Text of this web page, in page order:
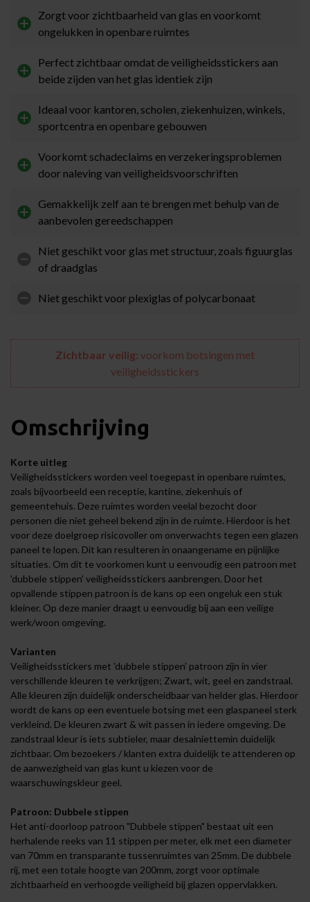
Zorgt voor zichtbaarheid van glas en voorkomt
ongelukken in openbare ruimtes
Perfect zichtbaar omdat de veiligheidsstickers aan
beide zijden van het glas identiek zijn
Ideaal voor kantoren, scholen, ziekenhuizen, winkels,
sportcentra en openbare gebouwen
Voorkomt schadeclaims en verzekeringsproblemen
door naleving van veiligheidsvoorschriften
Gemakkelijk zelf aan te brengen met behulp van de
aanbevolen gereedschappen
Niet geschikt voor glas met structuur, zoals figuurglas
of draadglas
Niet geschikt voor plexiglas of polycarbonaat
Zichtbaar veilig: voorkom botsingen met
veiligheidsstickers
Omschrijving
Korte uitleg
Veiligheidsstickers worden veel toegepast in openbare ruimtes,
zoals bijvoorbeeld een receptie, kantine, ziekenhuis of
gemeentehuis. Deze ruimtes worden veelal bezocht door
personen die niet geheel bekend zijn in de ruimte. Hierdoor is het
voor deze doelgroep risicovoller om onverwachts tegen een glazen
paneel te lopen. Dit kan resulteren in onaangename en pijnlijke
situaties. Om dit te voorkomen kunt u eenvoudig een patroon met
'dubbele stippen' veiligheidsstickers aanbrengen. Door het
opvallende stippen patroon is de kans op een ongeluk een stuk
kleiner. Op deze manier draagt u eenvoudig bij aan een veilige
werk/woon omgeving.
Varianten
Veiligheidsstickers met 'dubbele stippen' patroon zijn in vier
verschillende kleuren te verkrijgen; Zwart, wit, geel en zandstraal.
Alle kleuren zijn duidelijk onderscheidbaar van helder glas. Hierdoor
wordt de kans op een eventuele botsing met een glaspaneel sterk
verkleind. De kleuren zwart & wit passen in iedere omgeving. De
zandstraal kleur is iets subtieler, maar desalniettemin duidelijk
zichtbaar. Om bezoekers / klanten extra duidelijk te attenderen op
de aanwezigheid van glas kunt u kiezen voor de
waarschuwingskleur geel.
Patroon: Dubbele stippen
Het anti-doorloop patroon "Dubbele stippen" bestaat uit een
herhalende reeks van 11 stippen per meter, elk met een diameter
van 70mm en transparante tussenruimtes van 25mm. De dubbele
rij, met een totale hoogte van 200mm, zorgt voor optimale
zichtbaarheid en verhoogde veiligheid bij glazen oppervlakken.